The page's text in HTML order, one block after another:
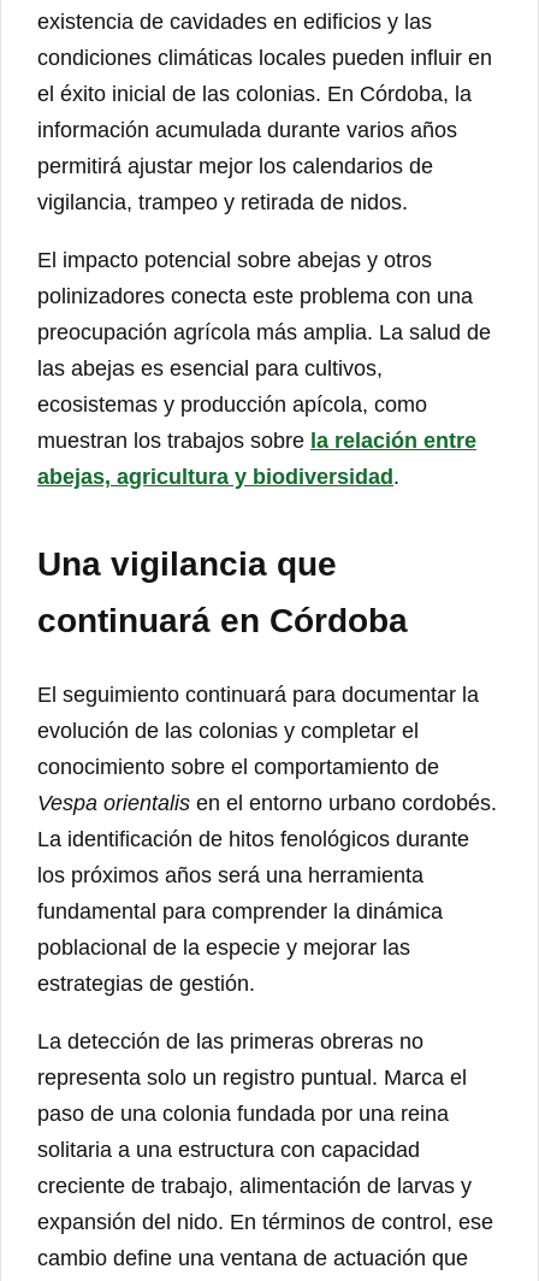
existencia de cavidades en edificios y las
condiciones climáticas locales pueden influir en
el éxito inicial de las colonias. En Córdoba, la
información acumulada durante varios años
permitirá ajustar mejor los calendarios de
vigilancia, trampeo y retirada de nidos.
El impacto potencial sobre abejas y otros
polinizadores conecta este problema con una
preocupación agrícola más amplia. La salud de
las abejas es esencial para cultivos,
ecosistemas y producción apícola, como
muestran los trabajos sobre la relación entre
abejas, agricultura y biodiversidad.
Una vigilancia que
continuará en Córdoba
El seguimiento continuará para documentar la
evolución de las colonias y completar el
conocimiento sobre el comportamiento de
Vespa orientalis en el entorno urbano cordobés.
La identificación de hitos fenológicos durante
los próximos años será una herramienta
fundamental para comprender la dinámica
poblacional de la especie y mejorar las
estrategias de gestión.
La detección de las primeras obreras no
representa solo un registro puntual. Marca el
paso de una colonia fundada por una reina
solitaria a una estructura con capacidad
creciente de trabajo, alimentación de larvas y
expansión del nido. En términos de control, ese
cambio define una ventana de actuación que